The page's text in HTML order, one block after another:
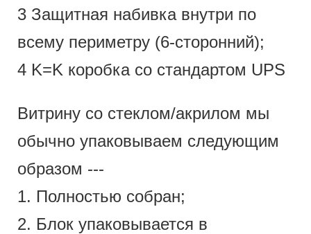
3 Защитная набивка внутри по
всему периметру (6-сторонний);
4 K=K коробка со стандартом UPS
Витрину со стеклом/акрилом мы
обычно упаковываем следующим
образом ---
1. Полностью собран;
2. Блок упаковывается в